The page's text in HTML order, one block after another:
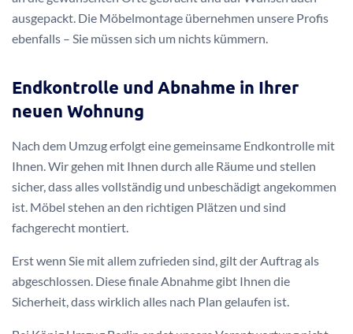
ausgepackt. Die Möbelmontage übernehmen unsere Profis
ebenfalls – Sie müssen sich um nichts kümmern.
Endkontrolle und Abnahme in Ihrer
neuen Wohnung
Nach dem Umzug erfolgt eine gemeinsame Endkontrolle mit
Ihnen. Wir gehen mit Ihnen durch alle Räume und stellen
sicher, dass alles vollständig und unbeschädigt angekommen
ist. Möbel stehen an den richtigen Plätzen und sind
fachgerecht montiert.
Erst wenn Sie mit allem zufrieden sind, gilt der Auftrag als
abgeschlossen. Diese finale Abnahme gibt Ihnen die
Sicherheit, dass wirklich alles nach Plan gelaufen ist.